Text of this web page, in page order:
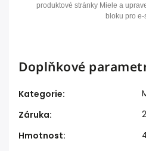
produktové stránky Miele a
bloku pro e-
Doplňkové
Kategorie:
Záruka:
Hmotnost: